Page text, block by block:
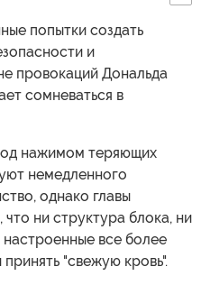
попытки создать
и
провокаций Дональда
сомневаться в
нажимом теряющих
немедленного
однако главы
ни структура блока, ни
настроенные все более
"свежую кровь".